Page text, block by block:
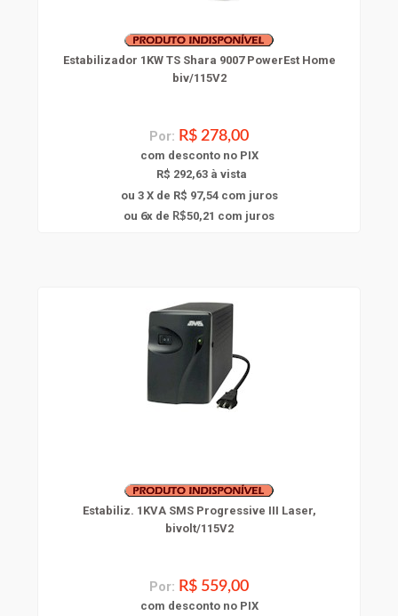
Estabilizador 1KW TS Shara 9007 PowerEst Home
biv/115V2
Por: R$ 278,00
com desconto no PIX
R$ 292,63 à vista
ou 3 X de R$ 97,54com juros
ou 6x de R$50,21 com juros
Estabiliz. 1KVA SMS Progressive III Laser,
bivolt/115V2
Por: R$ 559,00
com desconto no PIX